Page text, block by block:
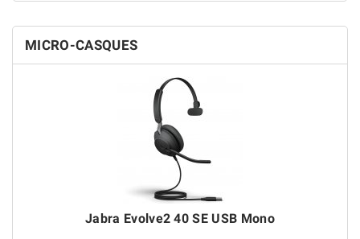
MICRO-CASQUES
Jabra Evolve2 40 SE USB Mono